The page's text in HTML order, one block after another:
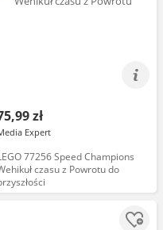
zł
Expert
77256 Speed Champions
czasu z Powrotu do